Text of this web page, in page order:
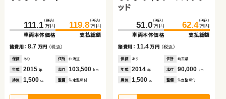
111.1 （税込）
万円
車両本体価格
119.8 （税込）
万円
支払総額
諸費用：8.7 万円 （税込）
保証 あり 住所 北海道
年式 2015 年 走行 103,500 km
排気 1,500 cc 整備 法定整備付
ッド
51.0 （税込）
万円
車両本体価格
62.4 （税込）
万円
支払総額
諸費用： 11.4万円 （税込）
保証 あり 住所 埼玉県
年式 2014年 走行 90,000 km
排気 1,500cc 整備 法定整備付
111.6万円
諸費用：12.1万円（税込）
なし 福島県
年式 2017年 走行
排気 1,000 整備 なし
見積もり・在庫確認
77.7 万円
85.9 万円
8.2 万円（税込）
なし
年式 2014年 走行
排気 2,000 整備 法定整備付
見積もり・在庫確認
274.6 （税込）
万円
車両本体価格
286.3 （税込）
万円
支払総額
諸費用：11.7万円（税込）
保証 あり 住所 北海道
年式 2017 年 走行 44,800km
排気 2,000 cc 整備 法定整備付
150.4 （税込）
万円
車両本体価格
159.8 （税込）
万円
支払総額
諸費用： 9.4万円（税込）
保証 あり 住所 千葉県
年式 2021年 走行 46,000 km
排気 1,000cc 整備 法定整備付